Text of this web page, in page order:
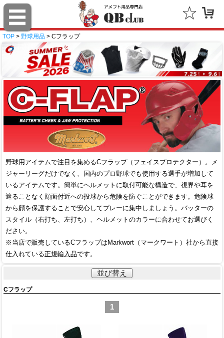
TOP > 野球用品 > Cフラップ
野球用アイテムで注目を集めるCフラップ（フェイスプロテクター）。メ
ジャーリーグだけでなく、国内のプロ野球でも使用する選手が増加して
いるアイテムです。簡単にヘルメットに取付可能な構造で、視界や耳を
遮ることなく顔面付近への投球から危険を防ぐことができます。危険球
から顔を保護することで安心してプレーに集中しましょう。バッターの
スタイル（右打ち、左打ち）、ヘルメットのカラーに合わせてお選びく
ださい。
※当店で販売しているCフラップはMarkwort（マークワート）社から直接
仕入れている正規輸入品です。
並び替え
Cフラップ
1